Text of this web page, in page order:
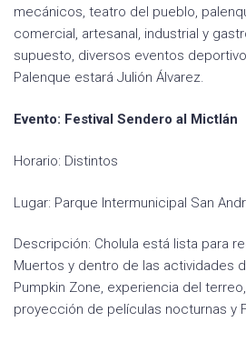
mecánicos, teatro del pueblo,
comercial, artesanal, industrial y
supuesto, diversos eventos
Palenque estará Julión Álvarez.
Evento: Festival Sendero al Mictlán
Horario: Distintos
Lugar: Parque Intermunicipal San
Descripción: Cholula está lista para
Muertos y dentro de las actividades
Pumpkin Zone, experiencia del
proyección de películas nocturnas y